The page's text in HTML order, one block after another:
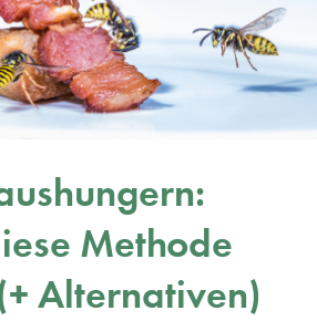
Methode
Alternativen)